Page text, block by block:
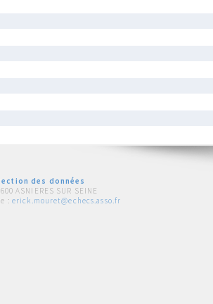
des données
ASNIERES SUR SEINE
: erick.mouret@echecs.asso.fr